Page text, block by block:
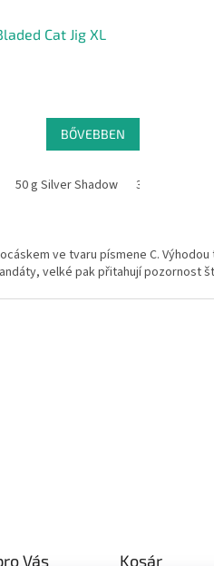
Cat Jig XL
BŐVEBBEN
50 g Silver Shadow 30 g Acid Green
ve tvaru písmene C.
velké pak přitahují pozornost
Vás Kosár